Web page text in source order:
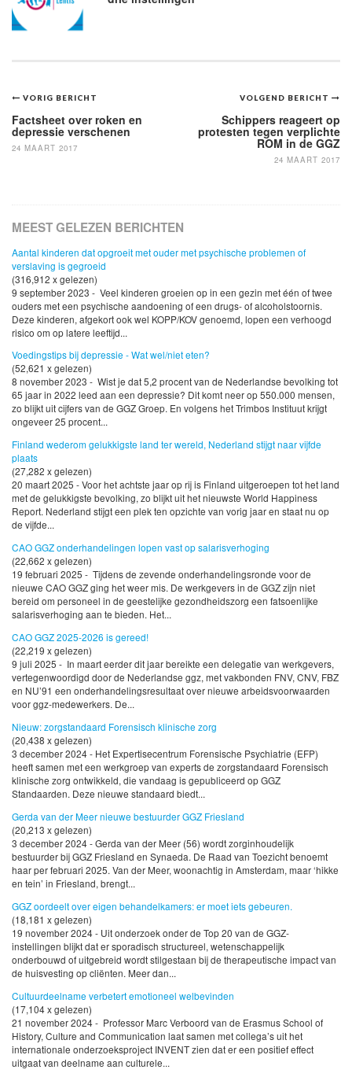
Bericht
navigatie
VOLGEND BERICHT
Schippers reageert op
protesten tegen verplichte
ROM in de GGZ
24 MAART 2017
VORIG BERICHT
Factsheet over roken en
depressie verschenen
24 MAART 2017
MEEST GELEZEN BERICHTEN
Aantal kinderen dat opgroeit met ouder met psychische problemen of
verslaving is gegroeid
(316,912 x gelezen)
9 september 2023 - Veel kinderen groeien op in een gezin met één of twee
ouders met een psychische aandoening of een drugs- of alcoholstoornis.
Deze kinderen, afgekort ook wel KOPP/KOV genoemd, lopen een verhoogd
risico om op latere leeftijd...
Voedingstips bij depressie - Wat wel/niet eten?
(52,621 x gelezen)
8 november 2023 - Wist je dat 5,2 procent van de Nederlandse bevolking tot
65 jaar in 2022 leed aan een depressie? Dit komt neer op 550.000 mensen,
zo blijkt uit cijfers van de GGZ Groep. En volgens het Trimbos Instituut krijgt
ongeveer 25 procent...
Finland wederom gelukkigste land ter wereld, Nederland stijgt naar vijfde
plaats
(27,282 x gelezen)
20 maart 2025 - Voor het achtste jaar op rij is Finland uitgeroepen tot het land
met de gelukkigste bevolking, zo blijkt uit het nieuwste World Happiness
Report. Nederland stijgt een plek ten opzichte van vorig jaar en staat nu op
de vijfde...
CAO GGZ onderhandelingen lopen vast op salarisverhoging
(22,662 x gelezen)
19 februari 2025 - Tijdens de zevende onderhandelingsronde voor de
nieuwe CAO GGZ ging het weer mis. De werkgevers in de GGZ zijn niet
bereid om personeel in de geestelijke gezondheidszorg een fatsoenlijke
salarisverhoging aan te bieden. Het...
CAO GGZ 2025-2026 is gereed!
(22,219 x gelezen)
9 juli 2025 - In maart eerder dit jaar bereikte een delegatie van werkgevers,
vertegenwoordigd door de Nederlandse ggz, met vakbonden FNV, CNV, FBZ
en NU’91 een onderhandelingsresultaat over nieuwe arbeidsvoorwaarden
voor ggz-medewerkers. De...
Nieuw: zorgstandaard Forensisch klinische zorg
(20,438 x gelezen)
3 december 2024 - Het Expertisecentrum Forensische Psychiatrie (EFP)
heeft samen met een werkgroep van experts de zorgstandaard Forensisch
klinische zorg ontwikkeld, die vandaag is gepubliceerd op GGZ
Standaarden. Deze nieuwe standaard biedt...
Gerda van der Meer nieuwe bestuurder GGZ Friesland
(20,213 x gelezen)
3 december 2024 - Gerda van der Meer (56) wordt zorginhoudelijk
bestuurder bij GGZ Friesland en Synaeda. De Raad van Toezicht benoemt
haar per februari 2025. Van der Meer, woonachtig in Amsterdam, maar ‘hikke
en tein’ in Friesland, brengt...
GGZ oordeelt over eigen behandelkamers: er moet iets gebeuren.
(18,181 x gelezen)
19 november 2024 - Uit onderzoek onder de Top 20 van de GGZ-
instellingen blijkt dat er sporadisch structureel, wetenschappelijk
onderbouwd of uitgebreid wordt stilgestaan bij de therapeutische impact van
de huisvesting op cliënten. Meer dan...
Cultuurdeelname verbetert emotioneel welbevinden
(17,104 x gelezen)
21 november 2024 - Professor Marc Verboord van de Erasmus School of
History, Culture and Communication laat samen met collega’s uit het
internationale onderzoeksproject INVENT zien dat er een positief effect
uitgaat van deelname aan culturele...